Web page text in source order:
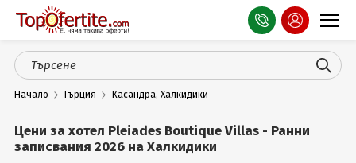
Оферти
СПА
Планина
Начало Гърция Касандра, Халкидики
Цени за хотел Pleiades Boutique Villas - Ранни
записвания 2026 на Халкидики